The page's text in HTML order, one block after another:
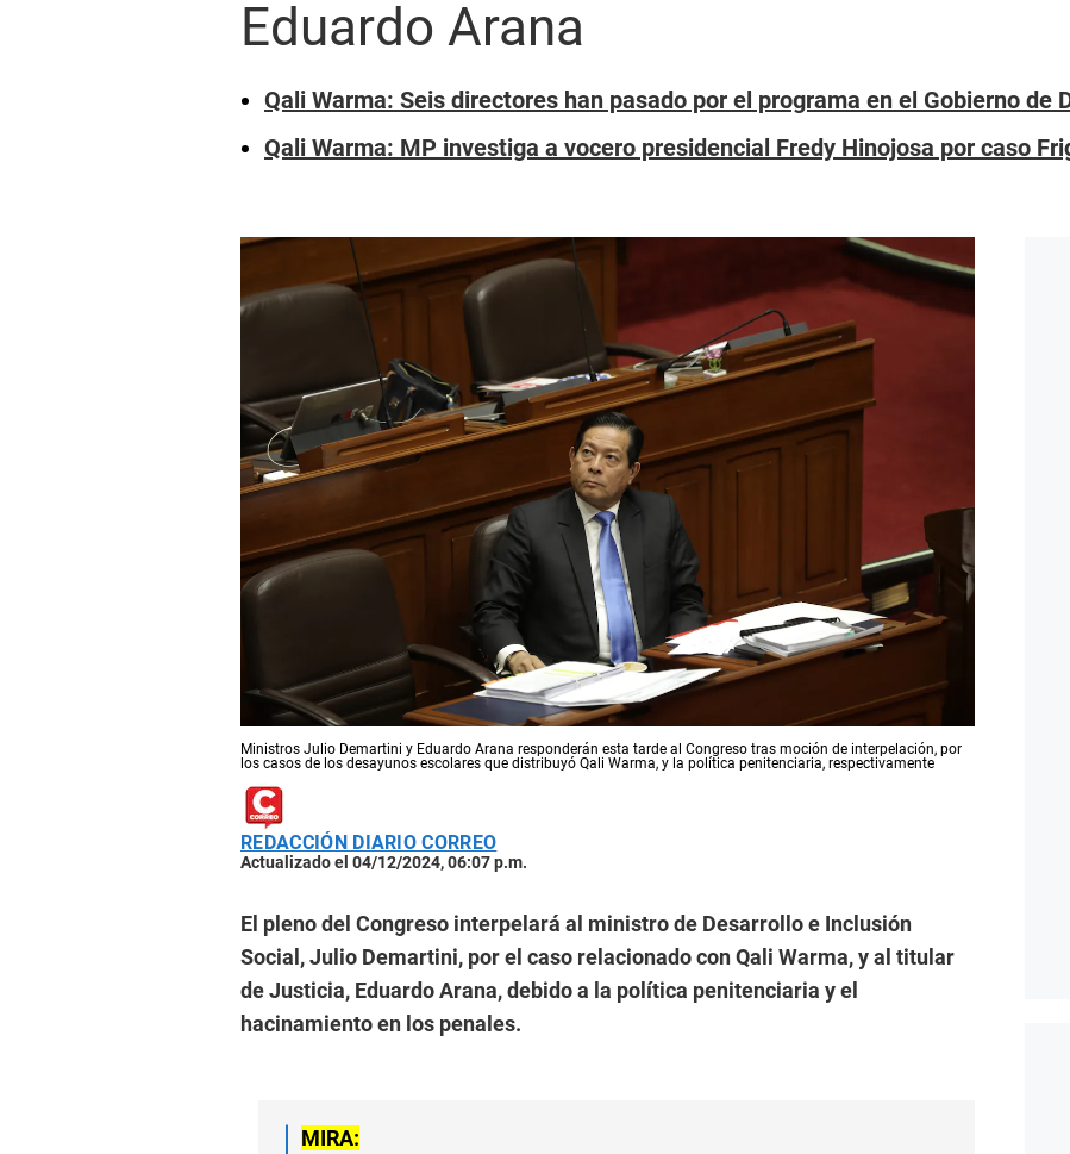
Eduardo Arana
Qali Warma: Seis directores han pasado por el programa en el Gobierno de
Qali Warma: MP investiga a vocero presidencial Fredy Hinojosa por caso
Ministros Julio Demartini y Eduardo Arana responderán esta tarde al Congreso tras moción de interpelación, por
los casos de los desayunos escolares que distribuyó Qali Warma, y la política penitenciaria, respectivamente
REDACCIÓN DIARIO CORREO
Actualizado el 04/12/2024, 06:07 p.m.
El pleno del Congreso interpelará al ministro de Desarrollo e Inclusión
Social, Julio Demartini, por el caso relacionado con Qali Warma, y al titular
de Justicia, Eduardo Arana, debido a la política penitenciaria y el
hacinamiento en los penales.
MIRA: